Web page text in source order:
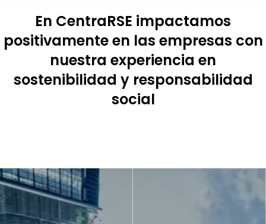
En CentraRSE impactamos
positivamente en las empresas con
nuestra experiencia en
sostenibilidad y responsabilidad
social